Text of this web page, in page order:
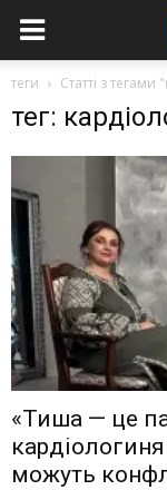
теги Статті з тегами
тег:
«Тиша — це
можуть